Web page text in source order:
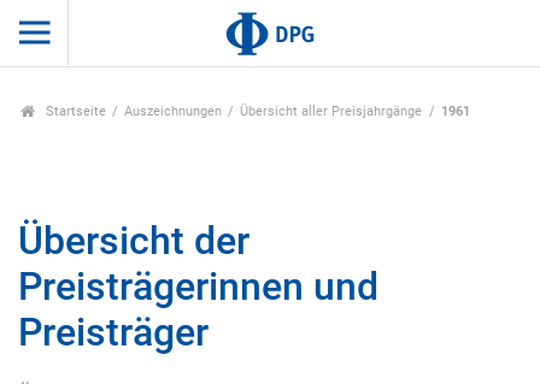
Startseite Auszeichnungen Übersicht aller Preisjahrgänge 1961
Übersicht der
Preisträgerinnen und
Preisträger